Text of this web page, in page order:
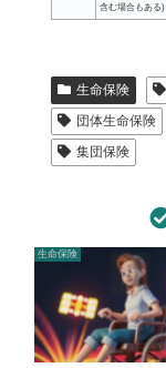
含む場合もある)
生命保険
団体生命保険
集団保険
生命保険